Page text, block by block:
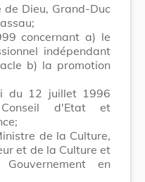
Dieu, Grand-Duc
concernant a) le
indépendant
b) la promotion
du 12 juillet 1996
d'Etat et
de la Culture,
et de la Culture et
en